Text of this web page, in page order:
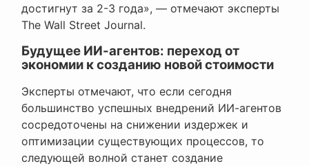
достигнут за 2-3 года», — отмечают эксперты
The Wall Street Journal.
Будущее ИИ-агентов: переход от
экономии к созданию новой стоимости
Эксперты отмечают, что если сегодня
большинство успешных внедрений ИИ-агентов
сосредоточены на снижении издержек и
оптимизации существующих процессов, то
следующей волной станет создание